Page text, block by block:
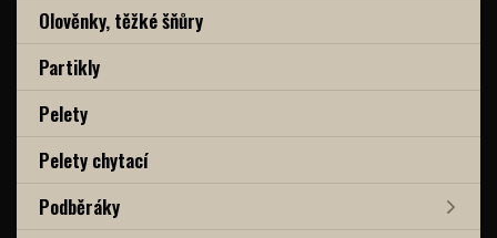
Olověnky, těžké šňůry
Partikly
Pelety
Pelety chytací
Podběráky